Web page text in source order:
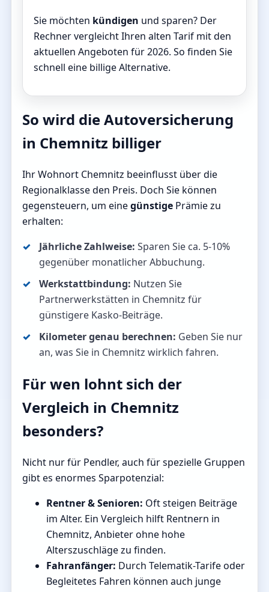
Sie möchten kündigen und sparen? Der
Rechner vergleicht Ihren alten Tarif mit den
aktuellen Angeboten für 2026. So finden Sie
schnell eine billige Alternative.
So wird die Autoversicherung
in Chemnitz billiger
Ihr Wohnort Chemnitz beeinflusst über die
Regionalklasse den Preis. Doch Sie können
gegensteuern, um einegünstige Prämie zu
erhalten:
Jährliche Zahlweise: Sparen Sie ca. 5-10%
gegenüber monatlicher Abbuchung.
Werkstattbindung: Nutzen Sie
Partnerwerkstätten in Chemnitz für
günstigere Kasko-Beiträge.
Kilometer genau berechnen: Geben Sie nur
an, was Sie in Chemnitz wirklich fahren.
Für wen lohnt sich der
Vergleich in Chemnitz
besonders?
Nicht nur für Pendler, auch für spezielle Gruppen
gibt es enormes Sparpotenzial:
Rentner & Senioren: Oft steigen Beiträge
im Alter. Ein Vergleich hilft Rentnern in
Chemnitz, Anbieter ohne hohe
Alterszuschläge zu finden.
Fahranfänger: Durch Telematik-Tarife oder
Begleitetes Fahren können auch junge